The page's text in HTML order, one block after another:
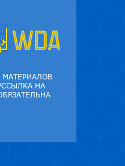
МАТЕРИАЛОВ
НА
ОБЯЗАТЕЛЬНА